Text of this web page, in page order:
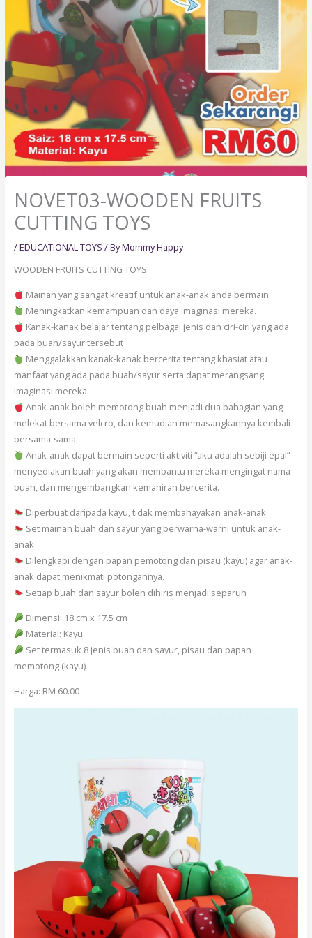
NOVET03-WOODEN FRUITS
CUTTING TOYS
/EDUCATIONAL TOYS / ByMommy Happy
WOODEN FRUITS CUTTING TOYS
Mainan yang sangat kreatif untuk anak-anak anda bermain
Meningkatkan kemampuan dan daya imaginasi mereka.
Kanak-kanak belajar tentang pelbagai jenis dan ciri-ciri yang ada
pada buah/sayur tersebut
Menggalakkan kanak-kanak bercerita tentang khasiat atau
manfaat yang ada pada buah/sayur serta dapat merangsang
imaginasi mereka.
Anak-anak boleh memotong buah menjadi dua bahagian yang
melekat bersama velcro, dan kemudian memasangkannya kembali
bersama-sama.
Anak-anak dapat bermain seperti aktiviti “aku adalah sebiji epal”
menyediakan buah yang akan membantu mereka mengingat nama
buah, dan mengembangkan kemahiran bercerita.
Diperbuat daripada kayu, tidak membahayakan anak-anak
Set mainan buah dan sayur yang berwarna-warni untuk anak-
anak
Dilengkapi dengan papan pemotong dan pisau (kayu) agar anak-
anak dapat menikmati potongannya.
Setiap buah dan sayur boleh dihiris menjadi separuh
Dimensi: 18 cm x 17.5 cm
Material: Kayu
Set termasuk 8 jenis buah dan sayur, pisau dan papan
memotong (kayu)
Harga: RM 60.00